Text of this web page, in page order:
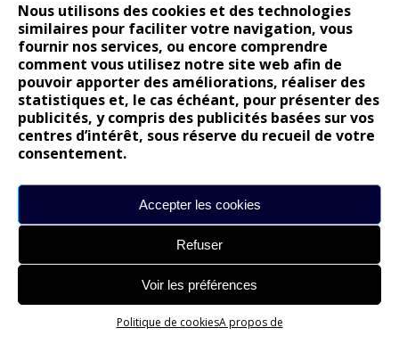
Nous utilisons des cookies et des technologies
similaires pour faciliter votre navigation, vous
fournir nos services, ou encore comprendre
comment vous utilisez notre site web afin de
pouvoir apporter des améliorations, réaliser des
statistiques et, le cas échéant, pour présenter des
publicités, y compris des publicités basées sur vos
centres d’intérêt, sous réserve du recueil de votre
consentement.
Accepter les cookies
Refuser
Voir les préférences
Politique de cookiesA propos de
s’approprier les vers de Baudelaire.Offrant un certain luxe,
une vraie sérénité de conduite et un bien-être à bord de haut
niveau. Des défauts : elle en a. Certains jugeront ses
motorisations peu nobles (en oubliant au passage que les V6
and co, c’est fini! Même si c’est bon pour l’image) ou son
bagage technologie simplement dans la norme là où la
clientèle peut se montrer très exigeante. A ce stade, rien de
rhédibitoire selon moi. Sa production chinoise? Bien que tout le
Un voyage qui commence…
connaître cette DS 9 et surtout la faire essayer. Et assumer
son statut de constructeur premium comme le font les autres
en faisant régulièrement évolué la voiture : son infotainment